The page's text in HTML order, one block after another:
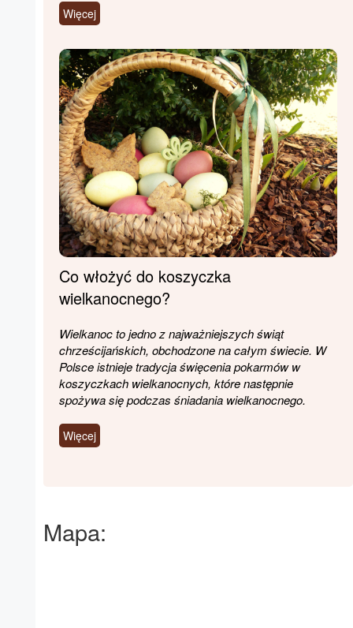
Więcej
Co włożyć do koszyczka
wielkanocnego?
Wielkanoc to jedno z najważniejszych świąt
chrześcijańskich, obchodzone na całym świecie. W
Polsce istnieje tradycja święcenia pokarmów w
koszyczkach wielkanocnych, które następnie
spożywa się podczas śniadania wielkanocnego.
Więcej
Mapa: